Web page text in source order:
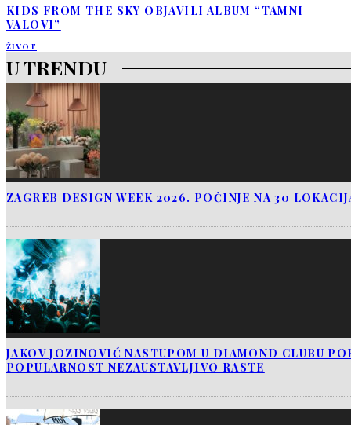
KIDS FROM THE SKY OBJAVILI ALBUM “TAMNI
VALOVI”
ŽIVOT
U TRENDU
ZAGREB DESIGN WEEK 2026. POČINJE NA 30
JAKOV JOZINOVIĆ NASTUPOM U DIAMOND CLUBU
POPULARNOST NEZAUSTAVLJIVO RASTE